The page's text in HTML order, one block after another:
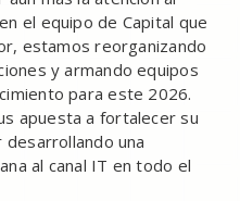
el equipo de Capital que
estamos reorganizando
y armando equipos
para este 2026.
apuesta a fortalecer su
una
al canal IT en todo el